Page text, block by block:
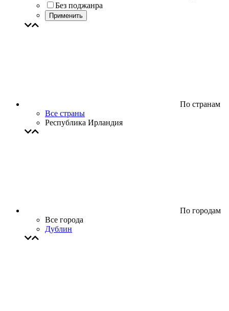
Без поджанра
Применить
По странам
Все страны
Республика Ирландия
По городам
Все города
Дублин